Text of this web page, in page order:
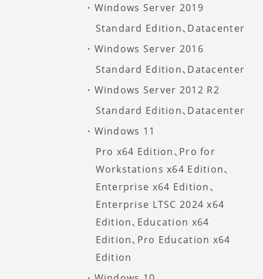
Windows Server 2019
Standard Edition、Datacenter
Windows Server 2016
Standard Edition、Datacenter
Windows Server 2012 R2
Standard Edition、Datacenter
Windows 11
Pro x64 Edition、Pro for
Workstations x64 Edition、
Enterprise x64 Edition、
Enterprise LTSC 2024 x64
Edition、Education x64
Edition、Pro Education x64
Edition